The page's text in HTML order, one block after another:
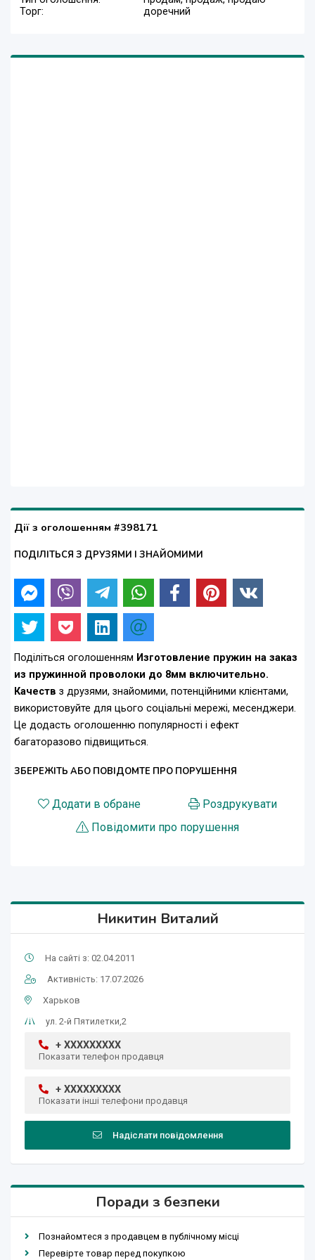
Торг:
доречний
Дії з оголошенням #398171
ПОДІЛІТЬСЯ З ДРУЗЯМИ І ЗНАЙОМИМИ
Поділіться оголошенням Изготовление пружин на заказ
из пружинной проволоки до 8мм включительно.
Качеств з друзями, знайомими, потенційними клієнтами,
використовуйте для цього соціальні мережі, месенджери.
Це додасть оголошенню популярності і ефект
багаторазово підвищиться.
ЗБЕРЕЖІТЬ АБО ПОВІДОМТЕ ПРО ПОРУШЕННЯ
Додати в обране
Роздрукувати
Повідомити про порушення
Никитин Виталий
На сайті з: 02.04.2011
Активність: 17.07.2026
Харьков
ул. 2-й Пятилетки,2
+ XXXXXXXXX
Показати телефон продавця
+ XXXXXXXXX
Показати інші телефони продавця
Надіслати повідомлення
Поради з безпеки
Познайомтеся з продавцем в публічному місці
Перевірте товар перед покупкою